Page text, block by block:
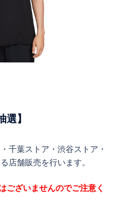
】
千葉ストア・渋谷ストア・
店舗販売を行います。
ございませんのでご注意く